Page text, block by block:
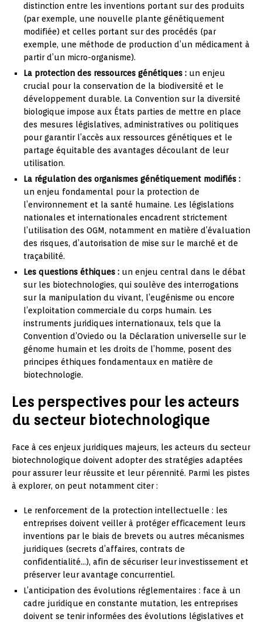
distinction entre les inventions portant sur des produits
(par exemple, une nouvelle plante génétiquement
modifiée) et celles portant sur des procédés (par
exemple, une méthode de production d’un médicament à
partir d’un micro-organisme).
La protection des ressources génétiques : un enjeu
crucial pour la conservation de la biodiversité et le
développement durable. La Convention sur la diversité
biologique impose aux États parties de mettre en place
des mesures législatives, administratives ou politiques
pour garantir l’accès aux ressources génétiques et le
partage équitable des avantages découlant de leur
utilisation.
La régulation des organismes génétiquement modifiés :
un enjeu fondamental pour la protection de
l’environnement et la santé humaine. Les législations
nationales et internationales encadrent strictement
l’utilisation des OGM, notamment en matière d’évaluation
des risques, d’autorisation de mise sur le marché et de
traçabilité.
Les questions éthiques : un enjeu central dans le débat
sur les biotechnologies, qui soulève des interrogations
sur la manipulation du vivant, l’eugénisme ou encore
l’exploitation commerciale du corps humain. Les
instruments juridiques internationaux, tels que la
Convention d’Oviedo ou la Déclaration universelle sur le
génome humain et les droits de l’homme, posent des
principes éthiques fondamentaux en matière de
biotechnologie.
Les perspectives pour les acteurs
du secteur biotechnologique
Face à ces enjeux juridiques majeurs, les acteurs du secteur
biotechnologique doivent adopter des stratégies adaptées
pour assurer leur réussite et leur pérennité. Parmi les pistes
à explorer, on peut notamment citer :
Le renforcement de la protection intellectuelle : les
entreprises doivent veiller à protéger efficacement leurs
inventions par le biais de brevets ou autres mécanismes
juridiques (secrets d’affaires, contrats de
confidentialité…), afin de sécuriser leur investissement et
préserver leur avantage concurrentiel.
L’anticipation des évolutions réglementaires : face à un
cadre juridique en constante mutation, les entreprises
doivent se tenir informées des évolutions législatives et